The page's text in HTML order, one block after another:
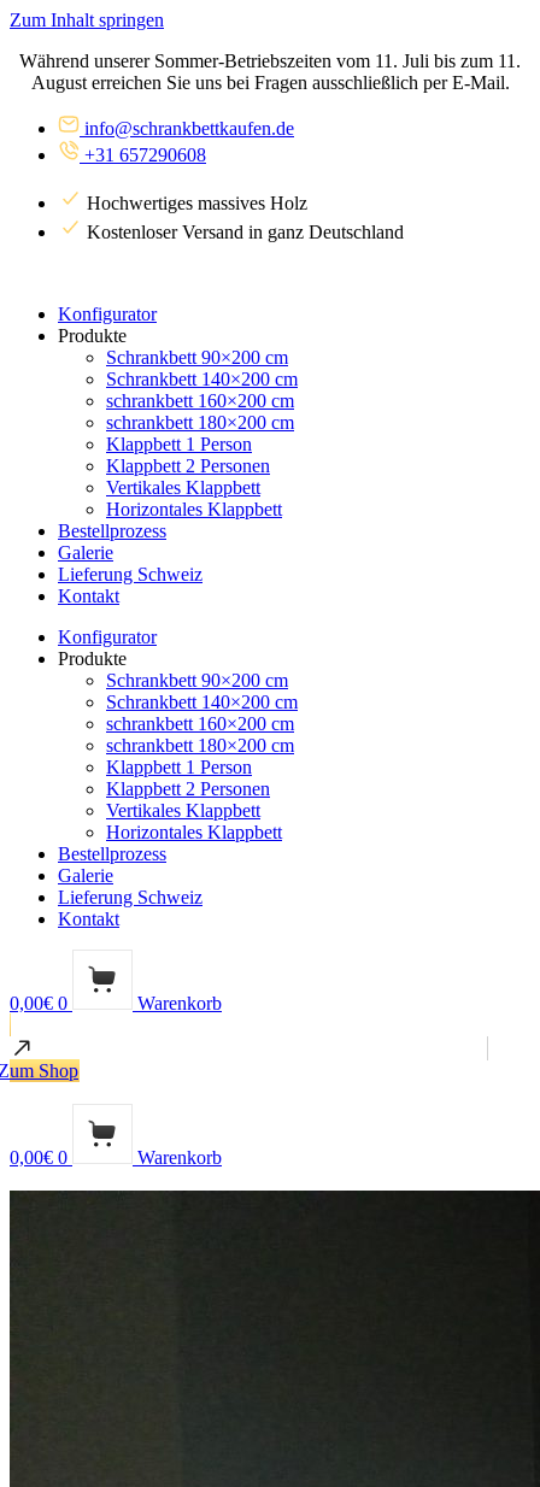
Zum Inhalt springen
Während unserer Sommer-Betriebszeiten vom 11. Juli bis zum 11.
August erreichen Sie uns bei Fragen ausschließlich per E-Mail.
info@schrankbettkaufen.de
+31 657290608
Hochwertiges massives Holz
Kostenloser Versand in ganz Deutschland
Konfigurator
Produkte
Schrankbett 90×200 cm
Schrankbett 140×200 cm
schrankbett 160×200 cm
schrankbett 180×200 cm
Klappbett 1 Person
Klappbett 2 Personen
Vertikales Klappbett
Horizontales Klappbett
Bestellprozess
Galerie
Lieferung Schweiz
Kontakt
Konfigurator
Produkte
Schrankbett 90×200 cm
Schrankbett 140×200 cm
schrankbett 160×200 cm
schrankbett 180×200 cm
Klappbett 1 Person
Klappbett 2 Personen
Vertikales Klappbett
Horizontales Klappbett
Bestellprozess
Galerie
Lieferung Schweiz
Kontakt
0,00€ 0 Warenkorb
Shop
0,00€ 0 Warenkorb